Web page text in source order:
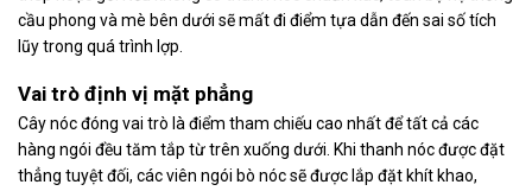
cầu phong và mè bên dưới sẽ mất đi điểm tựa dẫn đến sai số tích
lũy trong quá trình lợp.
Vai trò định vị mặt phẳng
Cây nóc đóng vai trò là điểm tham chiếu cao nhất để tất cả các
hàng ngói đều tăm tắp từ trên xuống dưới. Khi thanh nóc được đặt
thẳng tuyệt đối, các viên ngói bò nóc sẽ được lắp đặt khít khao,